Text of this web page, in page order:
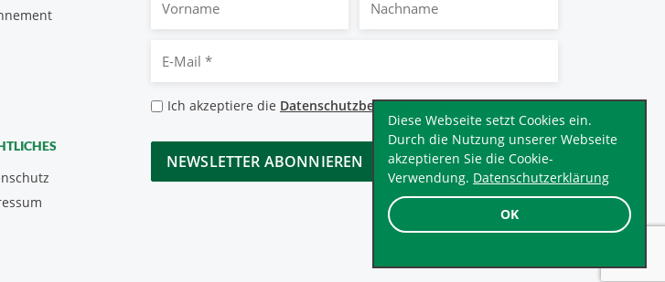
OK
Diese Webseite setzt Cookies ein.
Durch die Nutzung unserer Webseite
akzeptieren Sie die Cookie-
Verwendung. Datenschutzerklärung
Mail
Datenschutzbestimmungen
Ich akzeptiere die Datenschutzbestimmungen.*
CAPTCHA